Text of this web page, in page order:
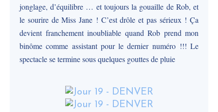
jonglage, d’équilibre … et toujours la gouaille de Rob, et
le sourire de Miss Jane ! C’est drôle et pas sérieux ! Ça
devient franchement inoubliable quand Rob prend mon
binôme comme assistant pour le dernier numéro !!! Le
spectacle se termine sous quelques gouttes de pluie